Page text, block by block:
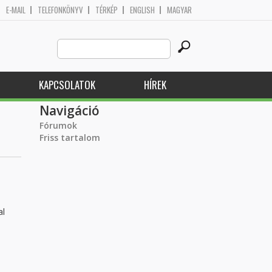
E-MAIL TELEFONKÖNYV TÉRKÉP ENGLISH MAGYAR
Search
this
site
KAPCSOLATOK HÍREK
Navigáció
Fórumok
Friss tartalom